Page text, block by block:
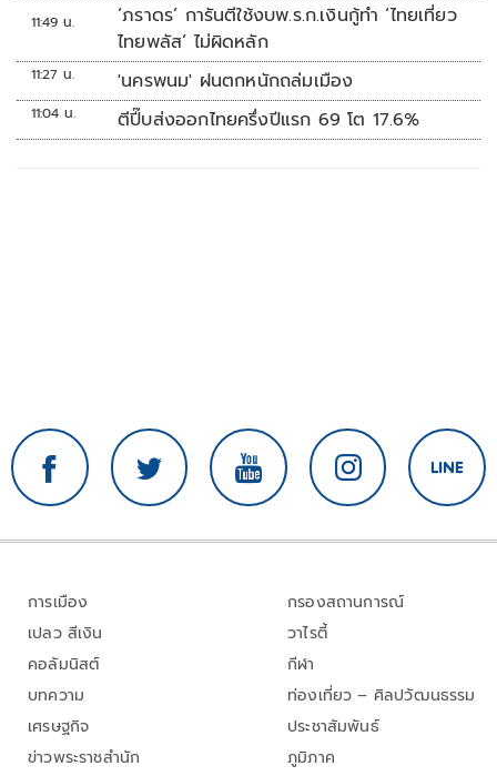
11:49 น.
‘ภราดร’ การันตีใช้งบพ.ร.ก.เงินกู้ทำ ‘ไทยเที่ยว
ไทยพลัส’ ไม่ผิดหลัก
11:27 น. 'นครพนม' ฝนตกหนักถล่มเมือง
11:04 น. ตีปี๊บส่งออกไทยครึ่งปีแรก 69 โต 17.6%
การเมือง
เปลว สีเงิน
คอลัมนิสต์
บทความ
เศรษฐกิจ
ข่าวพระราชสำนัก
กรองสถานการณ์
วาไรตี้
กีฬา
ท่องเที่ยว – ศิลปวัฒนธรรม
ประชาสัมพันธ์
ภูมิภาค